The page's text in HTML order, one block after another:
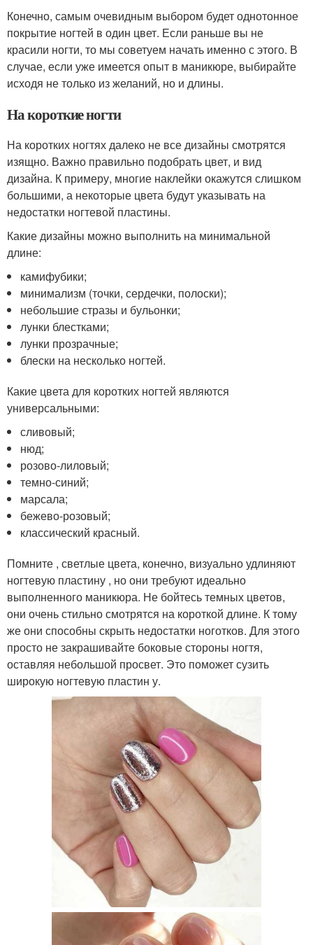
Конечно, самым очевидным выбором будет однотонное
покрытие ногтей в один цвет. Если раньше вы не
красили ногти, то мы советуем начать именно с этого. В
случае, если уже имеется опыт в маникюре, выбирайте
исходя не только из желаний, но и длины.
На короткие ногти
На коротких ногтях далеко не все дизайны смотрятся
изящно. Важно правильно подобрать цвет, и вид
дизайна. К примеру, многие наклейки окажутся слишком
большими, а некоторые цвета будут указывать на
недостатки ногтевой пластины.
Какие дизайны можно выполнить на минимальной
длине:
камифубики;
минимализм (точки, сердечки, полоски);
небольшие стразы и бульонки;
лунки блестками;
лунки прозрачные;
блески на несколько ногтей.
Какие цвета для коротких ногтей являются
универсальными:
сливовый;
нюд;
розово-лиловый;
темно-синий;
марсала;
бежево-розовый;
классический красный.
Помните , светлые цвета, конечно, визуально удлиняют
ногтевую пластину , но они требуют идеально
выполненного маникюра. Не бойтесь темных цветов,
они очень стильно смотрятся на короткой длине. К тому
же они способны скрыть недостатки ноготков. Для этого
просто не закрашивайте боковые стороны ногтя,
оставляя небольшой просвет. Это поможет сузить
широкую ногтевую пластин у.